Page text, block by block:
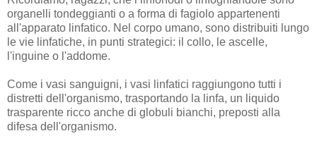
organelli tondeggianti o a forma di fagiolo appartenenti
all'apparato linfatico. Nel corpo umano, sono distribuiti lungo
le vie linfatiche, in punti strategici: il collo, le ascelle,
l'inguine o l'addome.
Come i vasi sanguigni, i vasi linfatici raggiungono tutti i
distretti dell'organismo, trasportando la linfa, un liquido
trasparente ricco anche di globuli bianchi, preposti alla
difesa dell'organismo.